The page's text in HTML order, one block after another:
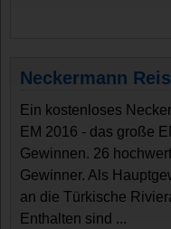
Neckermann
Ein kostenloses
EM 2016 - das große
Gewinnen. 26
Gewinner. Als
an die Türkische
Enthalten sind ...